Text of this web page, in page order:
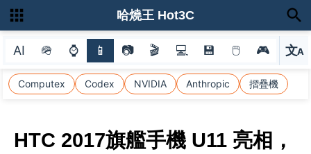
AI 🪖 ⌚ 📱 📷 🎬 💻 💾 🖱 🎮 文A
選
Computex Codex NVIDIA Anthropic 摺疊機
哈燒王 Hot3C
HTC 2017旗艦手機 U11 亮相，